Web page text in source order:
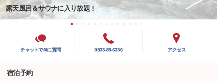
露天風呂＆サウナに入り放題！
チャットでAIに質問 0533-85-6336 アクセス
宿泊予約